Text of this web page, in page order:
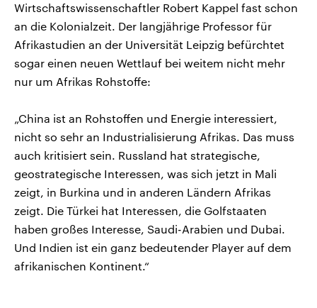
Wirtschaftswissenschaftler Robert Kappel fast schon
an die Kolonialzeit. Der langjährige Professor für
Afrikastudien an der Universität Leipzig befürchtet
sogar einen neuen Wettlauf bei weitem nicht mehr
nur um Afrikas Rohstoffe:
„China ist an Rohstoffen und Energie interessiert,
nicht so sehr an Industrialisierung Afrikas. Das muss
auch kritisiert sein. Russland hat strategische,
geostrategische Interessen, was sich jetzt in Mali
zeigt, in Burkina und in anderen Ländern Afrikas
zeigt. Die Türkei hat Interessen, die Golfstaaten
haben großes Interesse, Saudi-Arabien und Dubai.
Und Indien ist ein ganz bedeutender Player auf dem
afrikanischen Kontinent.“